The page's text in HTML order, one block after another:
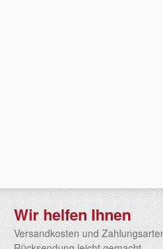
Wir helfen Ihnen
Versandkosten und